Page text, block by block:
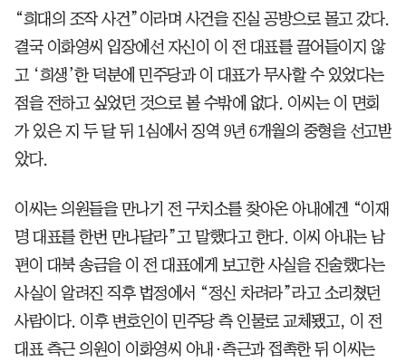
“희대의 조작 사건”이라며 사건을 진실 공방으로 몰고 갔다.
결국 이화영씨 입장에선 자신이 이 전 대표를 끌어들이지 않
고 ‘희생’한 덕분에 민주당과 이 대표가 무사할 수 있었다는
점을 전하고 싶었던 것으로 볼 수밖에 없다. 이씨는 이 면회
가 있은 지 두 달 뒤 1심에서 징역 9년 6개월의 중형을 선고받
았다.
이씨는 의원들을 만나기 전 구치소를 찾아온 아내에겐 “이재
명 대표를 한번 만나달라”고 말했다고 한다. 이씨 아내는 남
편이 대북 송금을 이 전 대표에게 보고한 사실을 진술했다는
사실이 알려진 직후 법정에서 “정신 차려라”라고 소리쳤던
사람이다. 이후 변호인이 민주당 측 인물로 교체됐고, 이 전
대표 측근 의원이 이화영씨 아내·측근과 접촉한 뒤 이씨는